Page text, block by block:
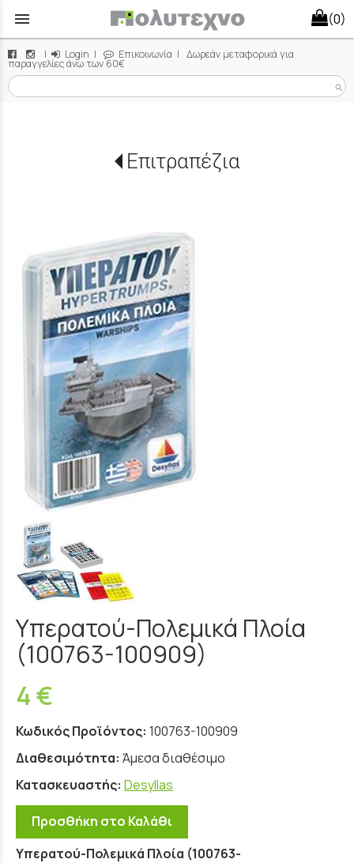
menu (0)
| Login | Επικοινωνία | Δωρεάν μεταφορικά για
παραγγελίες άνω των 60€
search
Επιτραπέζια
Υπερατού-Πολεμικά Πλοία
(100763-100909)
4 €
Κωδικός Προϊόντος: 100763-100909
Διαθεσιμότητα: Άμεσα διαθέσιμο
Κατασκευαστής: Desyllas
Προσθήκη στο Καλάθι
Υπερατού-Πολεμικά Πλοία (100763-